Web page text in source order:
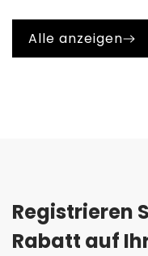
elastisch, was zu
Alle anzeigen
Registrieren
Rabatt auf